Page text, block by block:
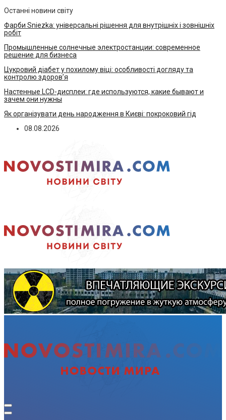
Останні новини світу
Фарби Sniezka: універсальні рішення для внутрішніх і зовнішніх
робіт
Промышленные солнечные электростанции: современное
решение для бизнеса
Цукровий діабет у похилому віці: особливості догляду та
контролю здоров’я
Настенные LCD-дисплеи: где используются, какие бывают и
зачем они нужны
Як організувати день народження в Києві: покроковий гід
08.08.2026